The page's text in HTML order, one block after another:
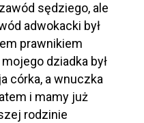
sędziego, ale
adwokacki był
prawnikiem
dziadka był
córka, a wnuczka
i mamy już
rodzinie